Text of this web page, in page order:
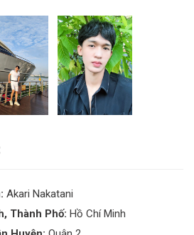
Akari Nakatani
Thành Phố: Hồ Chí Minh